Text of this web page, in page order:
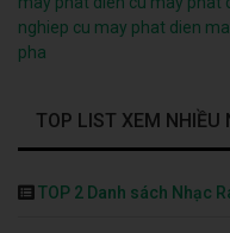
nghiep cu may phat dien
pha
TOP LIST XEM NHIỀU
TOP 2 Danh sách Nhạc